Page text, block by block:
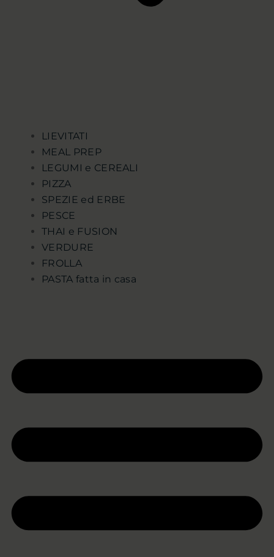
LIEVITATI
MEAL PREP
LEGUMI e CEREALI
PIZZA
SPEZIE ed ERBE
PESCE
THAI e FUSION
VERDURE
FROLLA
PASTA fatta in casa